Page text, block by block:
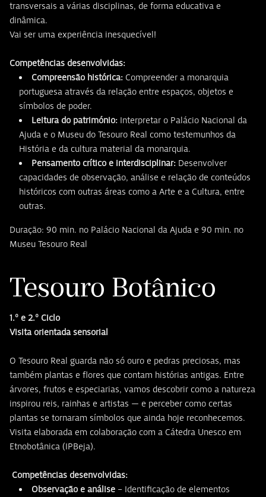
transversais a várias disciplinas, de forma educativa e
dinâmica.
Vai ser uma experiência inesquecível!
Competências desenvolvidas:
Compreensão histórica: Compreender a monarquia
portuguesa através da relação entre espaços, objetos e
símbolos de poder.
Leitura do património: Interpretar o Palácio Nacional da
Ajuda e o Museu do Tesouro Real como testemunhos da
História e da cultura material da monarquia.
Pensamento crítico e interdisciplinar: Desenvolver
capacidades de observação, análise e relação de conteúdos
históricos com outras áreas como a Arte e a Cultura, entre
outras.
Duração: 90 min. no Palácio Nacional da Ajuda e 90 min. no
Museu Tesouro Real
Tesouro Botânico
1.º e 2.º Ciclo
Visita orientada sensorial
O Tesouro Real guarda não só ouro e pedras preciosas, mas
também plantas e flores que contam histórias antigas. Entre
árvores, frutos e especiarias, vamos descobrir como a natureza
inspirou reis, rainhas e artistas — e perceber como certas
plantas se tornaram símbolos que ainda hoje reconhecemos.
Visita elaborada em colaboração com a Cátedra Unesco em
Etnobotânica (IPBeja).
Competências desenvolvidas:
Observação e análise – Identificação de elementos